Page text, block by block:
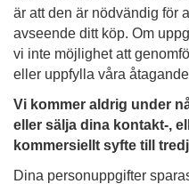
är att den är nödvändig för
avseende ditt köp. Om
vi inte möjlighet att
eller uppfylla våra
Vi kommer aldrig under
eller sälja dina kontakt-,
kommersiellt syfte till
Dina personuppgifter